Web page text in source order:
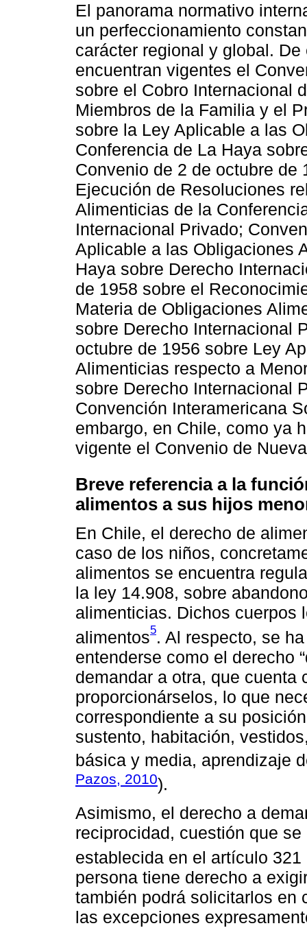
El panorama normativo
un perfeccionamiento
carácter regional y global.
encuentran vigentes el
sobre el Cobro Internacional
Miembros de la Familia y el
sobre la Ley Aplicable a las
Conferencia de La Haya
Convenio de 2 de octubre de
Ejecución de Resoluciones
Alimenticias de la
Internacional Privado;
Aplicable a las Obligaciones
Haya sobre Derecho
de 1958 sobre el
Materia de Obligaciones
sobre Derecho Internacional
octubre de 1956 sobre Ley
Alimenticias respecto a
sobre Derecho Internacional
Convención Interamericana
embargo, en Chile, como ya
vigente el Convenio de
Breve referencia a la
alimentos a sus hijos
En Chile, el derecho de
caso de los niños,
alimentos se encuentra
la ley 14.908, sobre
alimenticias. Dichos cuerpos
alimentos5. Al respecto, se
entenderse como el derecho
demandar a otra, que cuenta
proporcionárselos, lo que
correspondiente a su
sustento, habitación,
básica y media, aprendizaje
Pazos, 2010).
Asimismo, el derecho a
reciprocidad, cuestión que
establecida en el artículo
persona tiene derecho a
también podrá solicitarlos en
las excepciones